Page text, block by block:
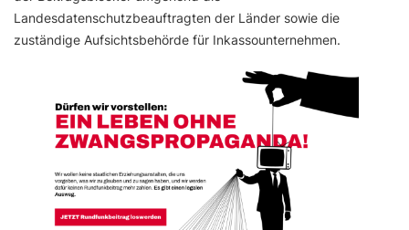
Landesdatenschutzbeauftragten der Länder sowie die
zuständige Aufsichtsbehörde für Inkassounternehmen.